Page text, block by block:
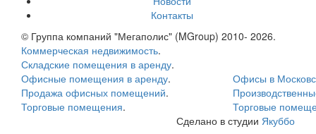
Контакты
© Группа компаний "Мегаполис" (MGroup) 2010- 2026.
Коммерческая недвижимость.
Складские помещения в аренду.
Офисные помещения в аренду.
Продажа офисных помещений.
Торговые помещения.
Офисы в
Торговые
Сделано в студии Якуббо